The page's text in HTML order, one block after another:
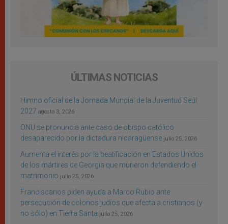
ÚLTIMAS NOTICIAS
Himno oficial de la Jornada Mundial de la Juventud Seúl
2027 agosto 3, 2026
ONU se pronuncia ante caso de obispo católico
desaparecido por la dictadura nicaragüense julio 25, 2026
Aumenta el interés por la beatificación en Estados Unidos
de los mártires de Georgia que murieron defendiendo el
matrimonio julio 25, 2026
Franciscanos piden ayuda a Marco Rubio ante
persecución de colonos judíos que afecta a cristianos (y
no sólo) en Tierra Santa julio 25, 2026